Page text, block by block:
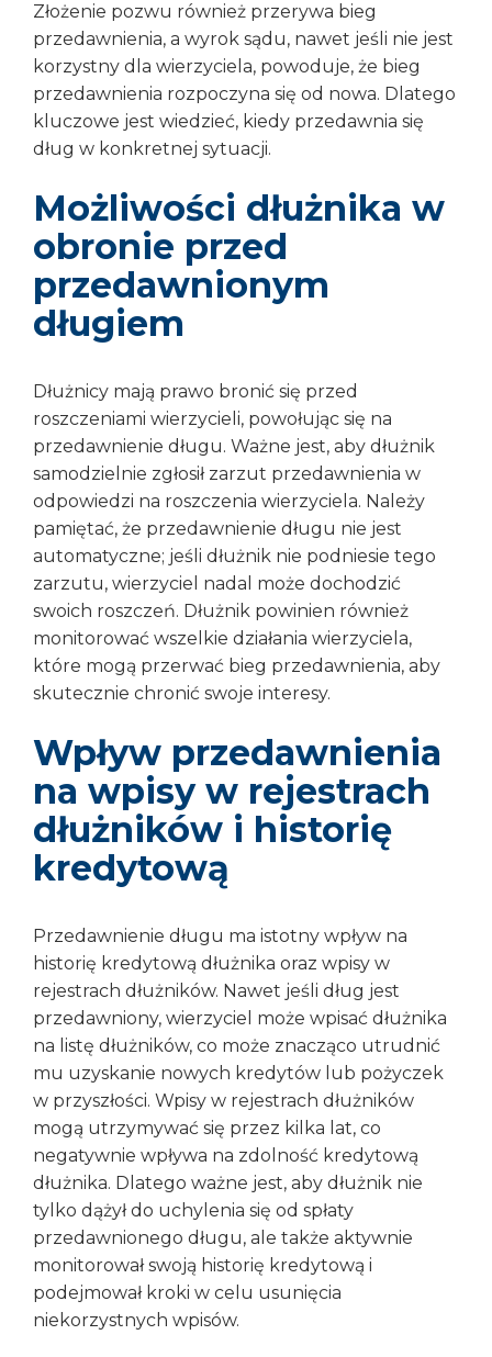
Złożenie pozwu również przerywa bieg
przedawnienia, a wyrok sądu, nawet jeśli nie jest
korzystny dla wierzyciela, powoduje, że bieg
przedawnienia rozpoczyna się od nowa. Dlatego
kluczowe jest wiedzieć, kiedy przedawnia się
dług w konkretnej sytuacji.
Możliwości dłużnika w
obronie przed
przedawnionym
długiem
Dłużnicy mają prawo bronić się przed
roszczeniami wierzycieli, powołując się na
przedawnienie długu. Ważne jest, aby dłużnik
samodzielnie zgłosił zarzut przedawnienia w
odpowiedzi na roszczenia wierzyciela. Należy
pamiętać, że przedawnienie długu nie jest
automatyczne; jeśli dłużnik nie podniesie tego
zarzutu, wierzyciel nadal może dochodzić
swoich roszczeń. Dłużnik powinien również
monitorować wszelkie działania wierzyciela,
które mogą przerwać bieg przedawnienia, aby
skutecznie chronić swoje interesy.
Wpływ przedawnienia
na wpisy w rejestrach
dłużników i historię
kredytową
Przedawnienie długu ma istotny wpływ na
historię kredytową dłużnika oraz wpisy w
rejestrach dłużników. Nawet jeśli dług jest
przedawniony, wierzyciel może wpisać dłużnika
na listę dłużników, co może znacząco utrudnić
mu uzyskanie nowych kredytów lub pożyczek
w przyszłości. Wpisy w rejestrach dłużników
mogą utrzymywać się przez kilka lat, co
negatywnie wpływa na zdolność kredytową
dłużnika. Dlatego ważne jest, aby dłużnik nie
tylko dążył do uchylenia się od spłaty
przedawnionego długu, ale także aktywnie
monitorował swoją historię kredytową i
podejmował kroki w celu usunięcia
niekorzystnych wpisów.